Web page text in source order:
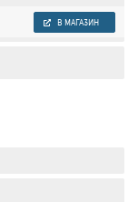
В МАГАЗИН